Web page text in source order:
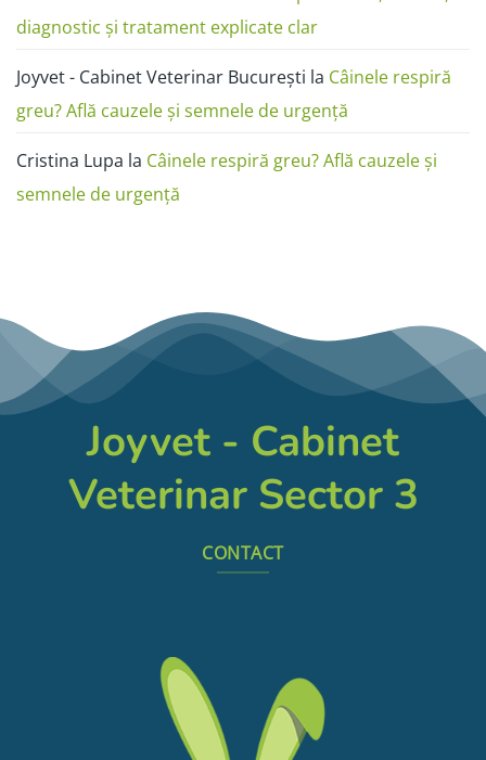
diagnostic și tratament explicate clar
Joyvet - Cabinet Veterinar București la Câinele respiră
greu? Află cauzele și semnele de urgență
Cristina Lupa la Câinele respiră greu? Află cauzele și
semnele de urgență
Joyvet - Cabinet
Veterinar Sector 3
CONTACT